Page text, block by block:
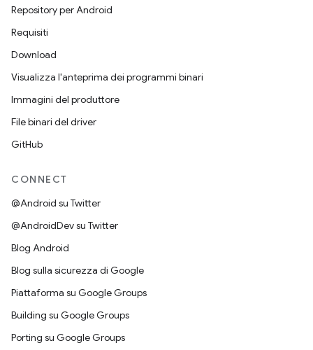
Repository per Android
Requisiti
Download
Visualizza l'anteprima dei programmi binari
Immagini del produttore
File binari del driver
GitHub
CONNECT
@Android su Twitter
@AndroidDev su Twitter
Blog Android
Blog sulla sicurezza di Google
Piattaforma su Google Groups
Building su Google Groups
Porting su Google Groups